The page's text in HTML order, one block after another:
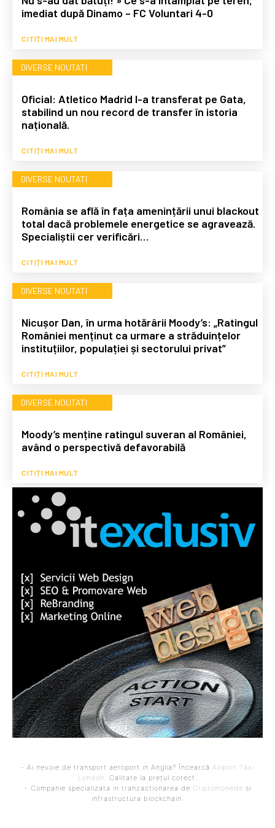
imediat după Dinamo – FC Voluntari 4-0
CITIȚI MAI MULT
DIVERSE NOUTATI
Oficial: Atletico Madrid l-a transferat pe Gata,
stabilind un nou record de transfer în istoria
națională.
CITIȚI MAI MULT
DIVERSE NOUTATI
România se află în fața amenințării unui blackout
total dacă problemele energetice se agravează.
Specialiștii cer verificări…
CITIȚI MAI MULT
DIVERSE NOUTATI
Nicușor Dan, în urma hotărârii Moody’s: „Ratingul
României menținut ca urmare a străduințelor
instituțiilor, populației și sectorului privat”
CITIȚI MAI MULT
DIVERSE NOUTATI
Moody’s menține ratingul suveran al României,
având o perspectivă defavorabilă
CITIȚI MAI MULT
- Ai nevoie de transport aeroport in Anglia? Încearcă Airport Taxi
London . Calitate la prețul corect.
- Companie specializata in tranzactionarea de Criptomonede si
infrastructura blockchain.